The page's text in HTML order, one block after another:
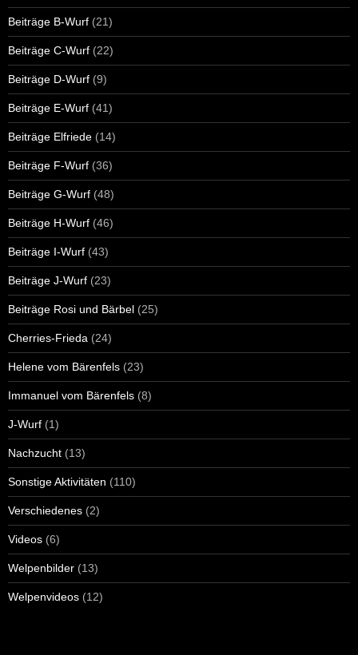
Beiträge B-Wurf (21)
Beiträge C-Wurf (22)
Beiträge D-Wurf (9)
Beiträge E-Wurf (41)
Beiträge Elfriede (14)
Beiträge F-Wurf (36)
Beiträge G-Wurf (48)
Beiträge H-Wurf (46)
Beiträge I-Wurf (43)
Beiträge J-Wurf (23)
Beiträge Rosi und Bärbel (25)
Cherries-Frieda (24)
Helene vom Bärenfels (23)
Immanuel vom Bärenfels (8)
J-Wurf (1)
Nachzucht (13)
Sonstige Aktivitäten (110)
Verschiedenes (2)
Videos (6)
Welpenbilder (13)
Welpenvideos (12)